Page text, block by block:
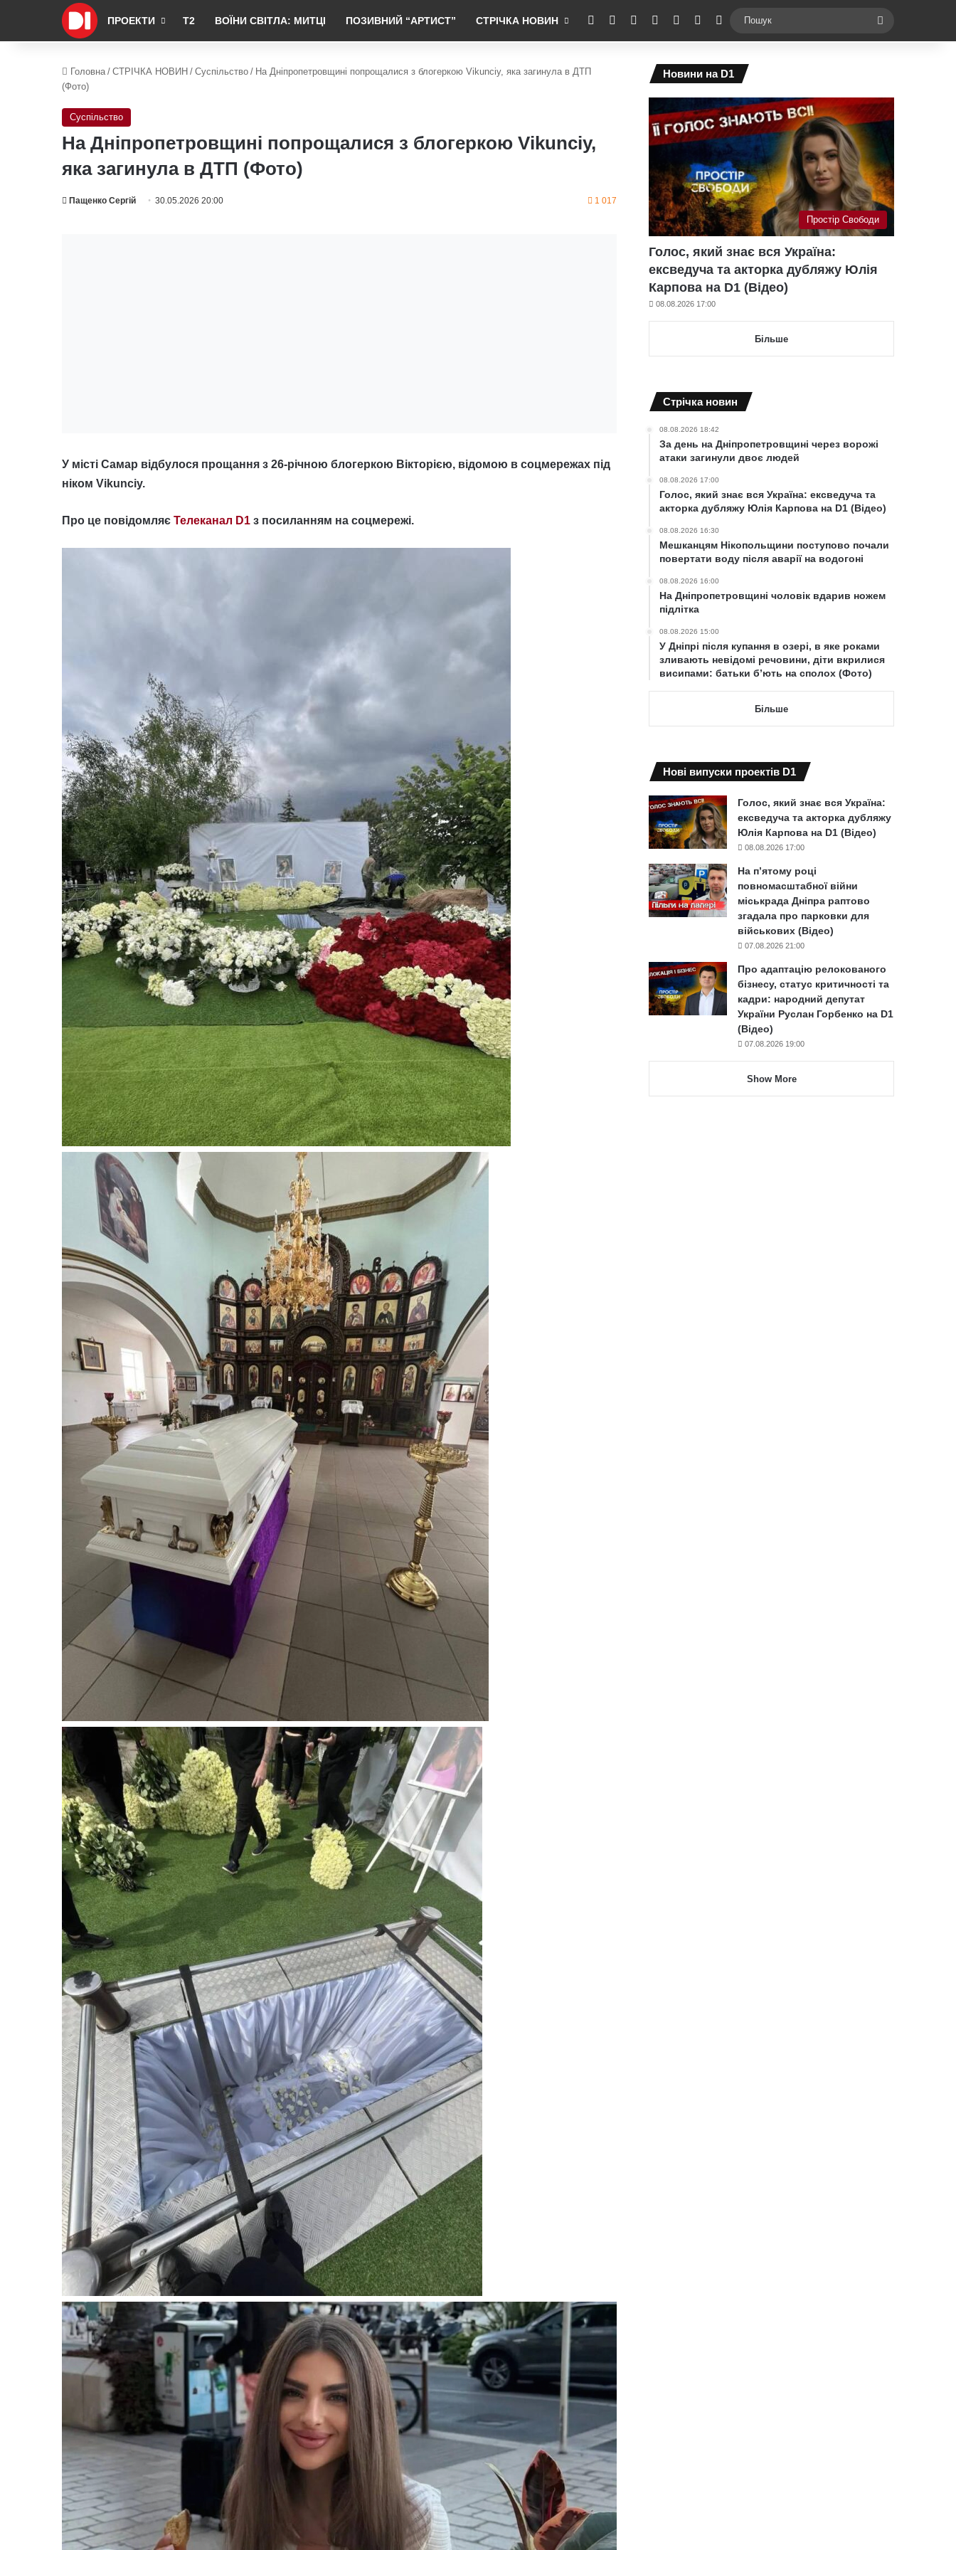
ПРОЕКТИ Т2 ВОЇНИ СВІТЛА: МИТЦІ ПОЗИВНИЙ “АРТИСТ” СТРІЧКА НОВИН RSS Facebook YouTubeInstagramTelegramSwitch skin
Головна / СТРІЧКА НОВИН / Суспільство / На Дніпропетровщині попрощалися з блогеркою Vikunciy, яка загинула в ДТП
(Фото)
Суспільство
На Дніпропетровщині попрощалися з блогеркою Vikunciy,
яка загинула в ДТП (Фото)
Пащенко Сергій 30.05.2026 20:00 1 017
У місті Самар відбулося прощання з 26-річною блогеркою Вікторією, відомою в соцмережах під
ніком Vikunciy.
Про це повідомляє Телеканал D1 з посиланням на соцмережі.
Новини на D1
Простір Свободи
Голос, який знає вся Україна:
ексведуча та акторка дубляжу Юлія
Карпова на D1 (Відео)
08.08.2026 17:00
Більше
Cтрічка новин
08.08.2026 18:42
За день на Дніпропетровщині через ворожі
атаки загинули двоє людей
08.08.2026 17:00
Голос, який знає вся Україна: ексведуча та
акторка дубляжу Юлія Карпова на D1 (Відео)
08.08.2026 16:30
Мешканцям Нікопольщини поступово почали
повертати воду після аварії на водогоні
08.08.2026 16:00
На Дніпропетровщині чоловік вдарив ножем
підлітка
08.08.2026 15:00
У Дніпрі після купання в озері, в яке роками
зливають невідомі речовини, діти вкрилися
висипами: батьки б’ють на сполох (Фото)
Більше
Нові випуски проектів D1
Голос, який знає вся Україна:
ексведуча та акторка дубляжу
Юлія Карпова на D1 (Відео)
08.08.2026 17:00
На п’ятому році
повномасштабної війни
міськрада Дніпра раптово
згадала про парковки для
військових (Відео)
07.08.2026 21:00
Про адаптацію релокованого
бізнесу, статус критичності та
кадри: народний депутат
України Руслан Горбенко на D1
(Відео)
07.08.2026 19:00
Show More